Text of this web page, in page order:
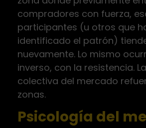
compradores con fuerza,
participantes (u otros que
identificado el patrón)
nuevamente. Lo mismo
inverso, con la resistencia.
colectiva del mercado
zonas.
Psicología del